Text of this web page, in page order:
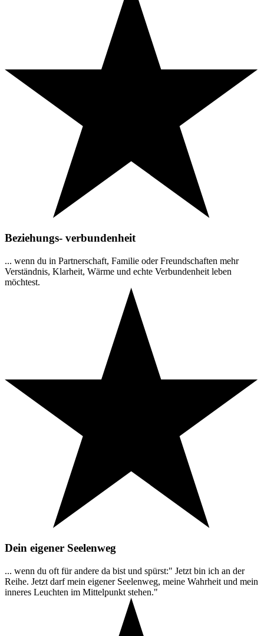
Beziehungs- verbundenheit
... wenn du in Partnerschaft, Familie oder Freundschaften mehr
Verständnis, Klarheit, Wärme und echte Verbundenheit leben
möchtest.
Dein eigener Seelenweg
... wenn du oft für andere da bist und spürst:" Jetzt bin ich an der
Reihe. Jetzt darf mein eigener Seelenweg, meine Wahrheit und mein
inneres Leuchten im Mittelpunkt stehen."